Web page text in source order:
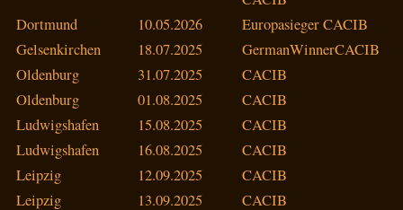
Dortmund
10.05.2026
Europasieger CACIB
Gelsenkirchen
18.07.2025
GermanWinnerCACIB
Oldenburg
31.07.2025
CACIB
Oldenburg
01.08.2025
CACIB
Ludwigshafen
15.08.2025
CACIB
Ludwigshafen
16.08.2025
CACIB
Leipzig
12.09.2025
CACIB
Leipzig
13.09.2025
CACIB